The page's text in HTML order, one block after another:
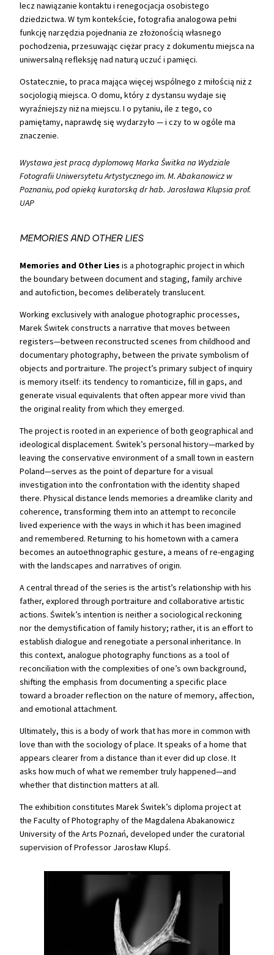
lecz nawiązanie kontaktu i renegocjacja osobistego
dziedzictwa. W tym kontekście, fotografia analogowa pełni
funkcję narzędzia pojednania ze złożonością własnego
pochodzenia, przesuwając ciężar pracy z dokumentu miejsca na
uniwersalną refleksję nad naturą uczuć i pamięci.
Ostatecznie, to praca mająca więcej wspólnego z miłością niż z
socjologią miejsca. O domu, który z dystansu wydaje się
wyraźniejszy niż na miejscu. I o pytaniu, ile z tego, co
pamiętamy, naprawdę się wydarzyło — i czy to w ogóle ma
znaczenie.
Wystawa jest pracą dyplomową Marka Świtka na Wydziale
Fotografii Uniwersytetu Artystycznego im. M. Abakanowicz w
Poznaniu, pod opieką kuratorską dr hab. Jarosława Klupsia prof.
UAP
MEMORIES AND OTHER LIES
Memories and Other Lies is a photographic project in which
the boundary between document and staging, family archive
and autofiction, becomes deliberately translucent.
Working exclusively with analogue photographic processes,
Marek Świtek constructs a narrative that moves between
registers—between reconstructed scenes from childhood and
documentary photography, between the private symbolism of
objects and portraiture. The project’s primary subject of inquiry
is memory itself: its tendency to romanticize, fill in gaps, and
generate visual equivalents that often appear more vivid than
the original reality from which they emerged.
The project is rooted in an experience of both geographical and
ideological displacement. Świtek’s personal history—marked by
leaving the conservative environment of a small town in eastern
Poland—serves as the point of departure for a visual
investigation into the confrontation with the identity shaped
there. Physical distance lends memories a dreamlike clarity and
coherence, transforming them into an attempt to reconcile
lived experience with the ways in which it has been imagined
and remembered. Returning to his hometown with a camera
becomes an autoethnographic gesture, a means of re-engaging
with the landscapes and narratives of origin.
A central thread of the series is the artist’s relationship with his
father, explored through portraiture and collaborative artistic
actions. Świtek’s intention is neither a sociological reckoning
nor the demystification of family history; rather, it is an effort to
establish dialogue and renegotiate a personal inheritance. In
this context, analogue photography functions as a tool of
reconciliation with the complexities of one’s own background,
shifting the emphasis from documenting a specific place
toward a broader reflection on the nature of memory, affection,
and emotional attachment.
Ultimately, this is a body of work that has more in common with
love than with the sociology of place. It speaks of a home that
appears clearer from a distance than it ever did up close. It
asks how much of what we remember truly happened—and
whether that distinction matters at all.
The exhibition constitutes Marek Świtek’s diploma project at
the Faculty of Photography of the Magdalena Abakanowicz
University of the Arts Poznań, developed under the curatorial
supervision of Professor Jarosław Klupś.